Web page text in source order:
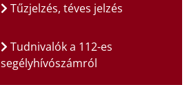
Tűzjelzés, téves jelzés
Tudnivalók a 112-es
segélyhívószámról